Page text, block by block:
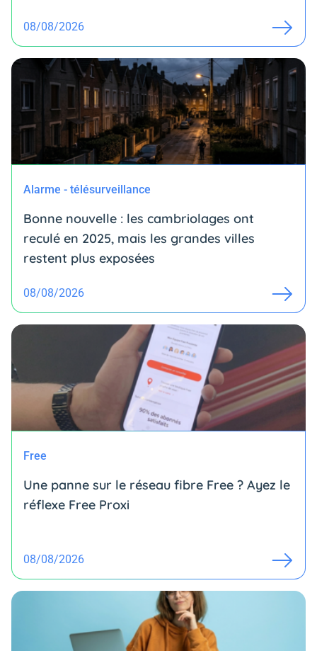
08/08/2026
Alarme - télésurveillance
Bonne nouvelle : les cambriolages ont
reculé en 2025, mais les grandes villes
restent plus exposées
08/08/2026
Free
Une panne sur le réseau fibre Free ? Ayez le
réflexe Free Proxi
08/08/2026